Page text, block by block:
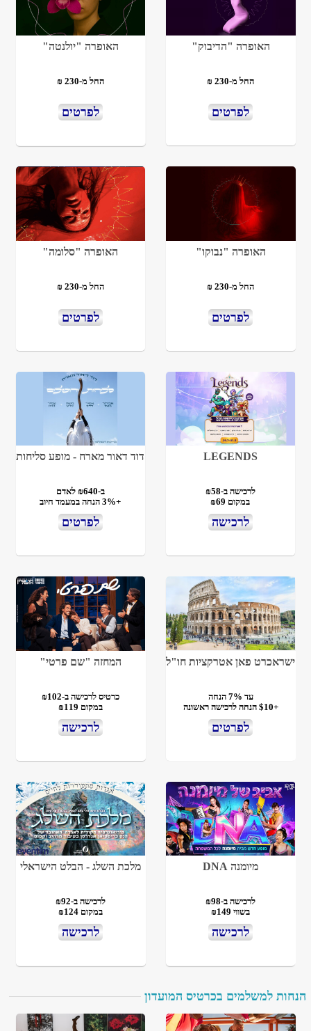
האופרה "הדיבוק"
החל מ-230 ₪
לפרטים
האופרה "יולנטה"
החל מ-230 ₪
לפרטים
האופרה "נבוקו"
החל מ-230 ₪
לפרטים
האופרה "סלומה"
החל מ-230 ₪
לפרטים
LEGENDS
לרכישה ב-₪58
במקום ₪69
לרכישה
דוד דאור מארח - מופע סליחות
ב-₪640 לאדם
+3% הנחה במעמד חיוב
לפרטים
ישראכרט פאן אטרקציות חו"ל
עד 7% הנחה
+$10 הנחה לרכישה ראשונה
לפרטים
המחזה "שם פרטי"
כרטיס לרכישה ב-₪102
במקום ₪119
לרכישה
מיומנה DNA
לרכישה ב-₪98
בשווי ₪149
לרכישה
מלכת השלג - הבלט הישראלי
לרכישה ב-₪92
במקום ₪124
לרכישה
הנחות למשלמים בכרטיס המועדון